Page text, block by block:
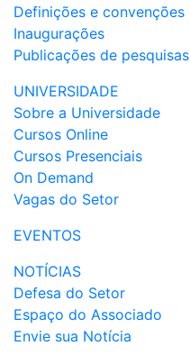
Definições e convenções
Inaugurações
Publicações de pesquisas
UNIVERSIDADE
Sobre a Universidade
Cursos Online
Cursos Presenciais
On Demand
Vagas do Setor
EVENTOS
NOTÍCIAS
Defesa do Setor
Espaço do Associado
Envie sua Notícia